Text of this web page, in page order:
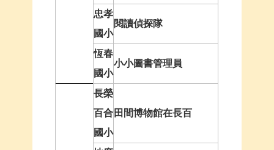
忠孝
國小
閱讀偵探隊
恆春
國小
小小圖書管理員
長榮
百合
國小
田間博物館在長百